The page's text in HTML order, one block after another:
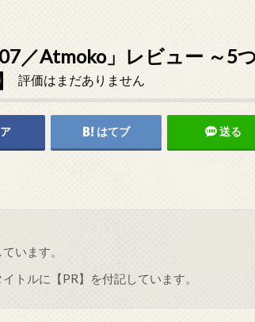
／Atmoko」レビュー ～5
評価はまだありません
はてブ 送る
います。
トルに【PR】を付記しています。